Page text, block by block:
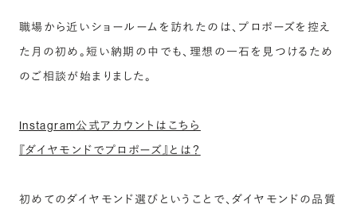
職場から近いショールームを訪れたのは、プロポーズを控え
た月の初め。短い納期の中でも、理想の一石を見つけるため
のご相談が始まりました。
Instagram公式アカウントはこちら
『ダイヤモンドでプロポーズ』とは？
初めてのダイヤモンド選びということで、ダイヤモンドの品質